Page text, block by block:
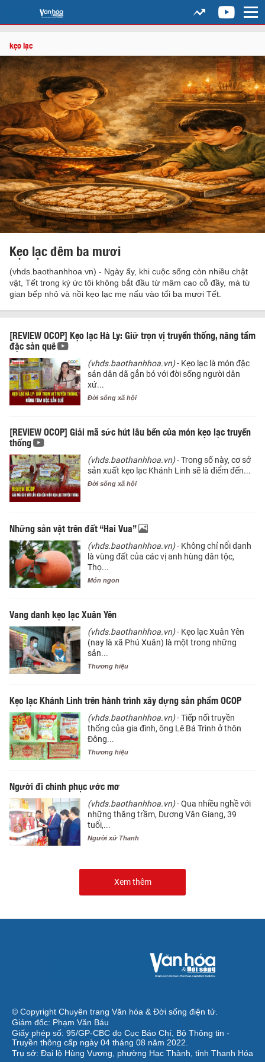
kẹo lạc
Kẹo lạc đêm ba mươi
(vhds.baothanhhoa.vn) - Ngày ấy, khi cuộc sống còn nhiều chật
vật, Tết trong ký ức tôi không bắt đầu từ mâm cao cỗ đầy, mà từ
gian bếp nhỏ và nồi kẹo lạc mẹ nấu vào tối ba mươi Tết.
[REVIEW OCOP] Kẹo lạc Hà Ly: Giữ trọn vị truyền thống, nâng tầm
đặc sản quê
(vhds.baothanhhoa.vn)- Kẹo lạc là món đặc
sản dân dã gắn bó với đời sống người dân
xứ...
Đời sống xã hội
[REVIEW OCOP] Giải mã sức hút lâu bền của món kẹo lạc truyền
thống
(vhds.baothanhhoa.vn)- Trong số này, cơ sở
sản xuất kẹo lạc Khánh Linh sẽ là điểm đến...
Đời sống xã hội
Những sản vật trên đất “Hai Vua”
(vhds.baothanhhoa.vn)- Không chỉ nổi danh
là vùng đất của các vị anh hùng dân tộc,
Thọ...
Món ngon
Vang danh kẹo lạc Xuân Yên
(vhds.baothanhhoa.vn)- Kẹo lạc Xuân Yên
(nay là xã Phú Xuân) là một trong những
sản...
Thương hiệu
Kẹo lạc Khánh Linh trên hành trình xây dựng sản phẩm OCOP
(vhds.baothanhhoa.vn)- Tiếp nối truyền
thống của gia đình, ông Lê Bá Trình ở thôn
Đông...
Thương hiệu
Người đi chinh phục ước mơ
(vhds.baothanhhoa.vn)- Qua nhiều nghề với
những thăng trầm, Dương Văn Giang, 39
tuổi,...
Người xứ Thanh
Xem thêm
© Copyright Chuyên trang Văn hóa & Đời sống điện tử.
Giám đốc: Phạm Văn Báu
Giấy phép số: 95/GP-CBC do Cục Báo Chí, Bộ Thông tin -
Truyền thông cấp ngày 04 tháng 08 năm 2022.
Trụ sở: Đại lộ Hùng Vương, phường Hạc Thành, tỉnh Thanh Hóa